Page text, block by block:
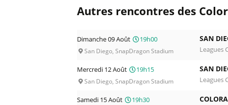
Autres rencontres des
Dimanche 09 Août 19h00
San Diego, SnapDragon Stadium
SAN
Leagues
Mercredi 12 Août
19h15
San Diego, SnapDragon Stadium
SAN
Leagues
Samedi 15 Août
19h30